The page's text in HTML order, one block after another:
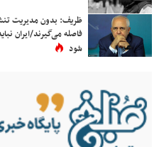
ظریف: بدون مدیریت تنش
فاصله می‌گیرند/ایران
شود